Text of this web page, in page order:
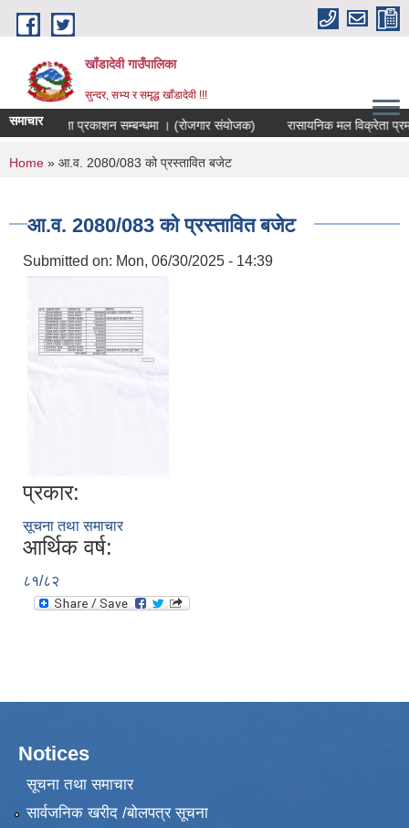
Skip to main content
खाँडादेवी गाउँपालिका
सुन्दर, सभ्य र समृद्ध खाँडादेवी !!!
समाचारनतिजा प्रकाशन सम्बन्धमा । (रोजगार संयोजक) रासायनिक मल
You are here
Home » आ.व. 2080/083 को प्रस्तावित बजेट
आ.व. 2080/083 को प्रस्तावित बजेट
Submitted on: Mon, 06/30/2025 - 14:39
प्रकार:
सूचना तथा समाचार
आर्थिक वर्ष:
८१/८२
Notices
सूचना तथा समाचार
सार्वजनिक खरीद /बोलपत्र सूचना